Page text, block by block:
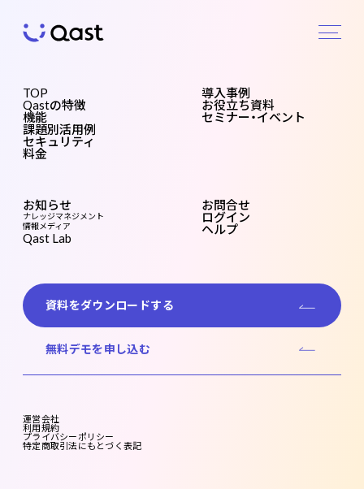
TOP
Qastの特徴
機能
課題別活用例
セキュリティ
料金
導入事例
お役立ち資料
セミナー・イベント
お知らせ
ナレッジマネジメント
情報メディア
Qast Lab
お問合せ
ログイン
ヘルプ
資料をダウンロードする
無料デモを申し込む
運営会社
利用規約
プライバシーポリシー
特定商取引法にもとづく表記
お知らせ
NEWS
2021.07.27
この度、投稿を編集中に他者が編集できないようにする、
これまで、複数のユーザー様が同じタイミングで同一の
後に保存したユーザー様の投稿内容が反映・上書きされ
る仕様となっていました。